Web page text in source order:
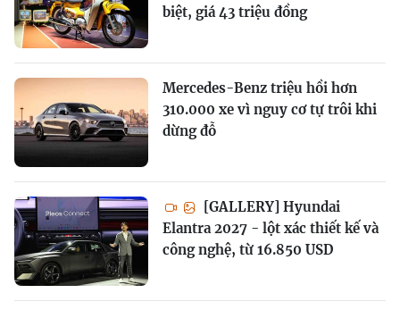
biệt, giá 43 triệu đồng
Mercedes-Benz triệu hồi hơn
310.000 xe vì nguy cơ tự trôi khi
dừng đỗ
[GALLERY] Hyundai
Elantra 2027 - lột xác thiết kế và
công nghệ, từ 16.850 USD